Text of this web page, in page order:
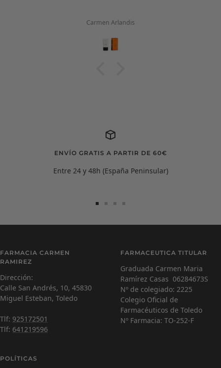
Carmen Arlandis
ENVÍO GRATIS A PARTIR DE 60€
Entre 24 y 48h (España Peninsular)
4
FARMACIA CARMEN
RAMIREZ
Dirección:
Calle San Andrés, 10, 45830
Miguel Esteban, Toledo
Tlf: 925172501
Tlf: 641219596
FARMACEUTICA TITULAR
Graduada Carmen Maria
Ramírez Casas 06284673S
Nº de colegiado: 2225
Colegio Oficial de
Farmacéuticos de Toledo
Nº Farmacia: TO-252-F
POLÍTICAS
C Farmacéutica Virtual - En línea
¡Hola! Soy Carmen 😊, tu farmacéutica virtual.
¿Cómo estás hoy y en qué puedo ayudarte?